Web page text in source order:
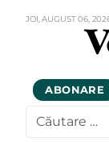
JOI,AUGUST06,
ABONARE